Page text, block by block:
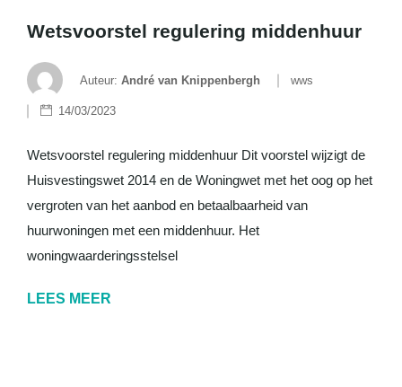
Wetsvoorstel regulering middenhuur
Auteur: André van Knippenbergh wws
14/03/2023
Wetsvoorstel regulering middenhuur Dit voorstel wijzigt de
Huisvestingswet 2014 en de Woningwet met het oog op het
vergroten van het aanbod en betaalbaarheid van
huurwoningen met een middenhuur. Het
woningwaarderingsstelsel
LEES MEER